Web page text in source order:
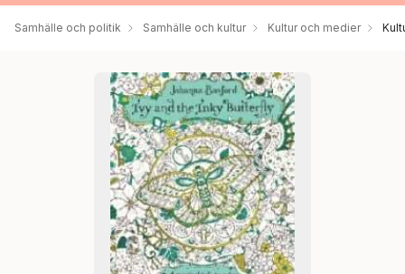
Samhälle och politik Samhälle och kultur Kultur och medier